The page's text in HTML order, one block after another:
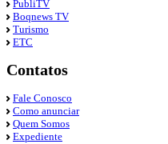
PubliTV
Boqnews TV
Turismo
ETC
Contatos
Fale Conosco
Como anunciar
Quem Somos
Expediente